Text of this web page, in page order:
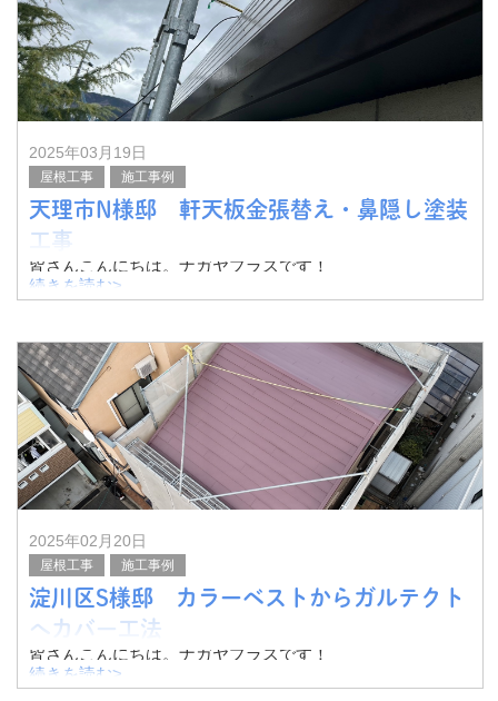
2025年03月19日
屋根工事 施工事例
天理市N様邸 軒天板金張替え・鼻隠し塗装
工事
皆さんこんにちは。ナガヤプラスです！
今回は天理市N様邸にて、軒天板金張替え・鼻隠し塗装工
その様子をご紹介したいと思います。
下から見ると、べろんと軒天材が外
続きを読む>
2025年02月20日
屋根工事 施工事例
淀川区S様邸 カラーベストからガルテクト
へカバー工法
皆さんこんにちは。ナガヤプラスです！
今回は淀川区S様邸にて、カラーベストからガルテクトへ
続きを読む>